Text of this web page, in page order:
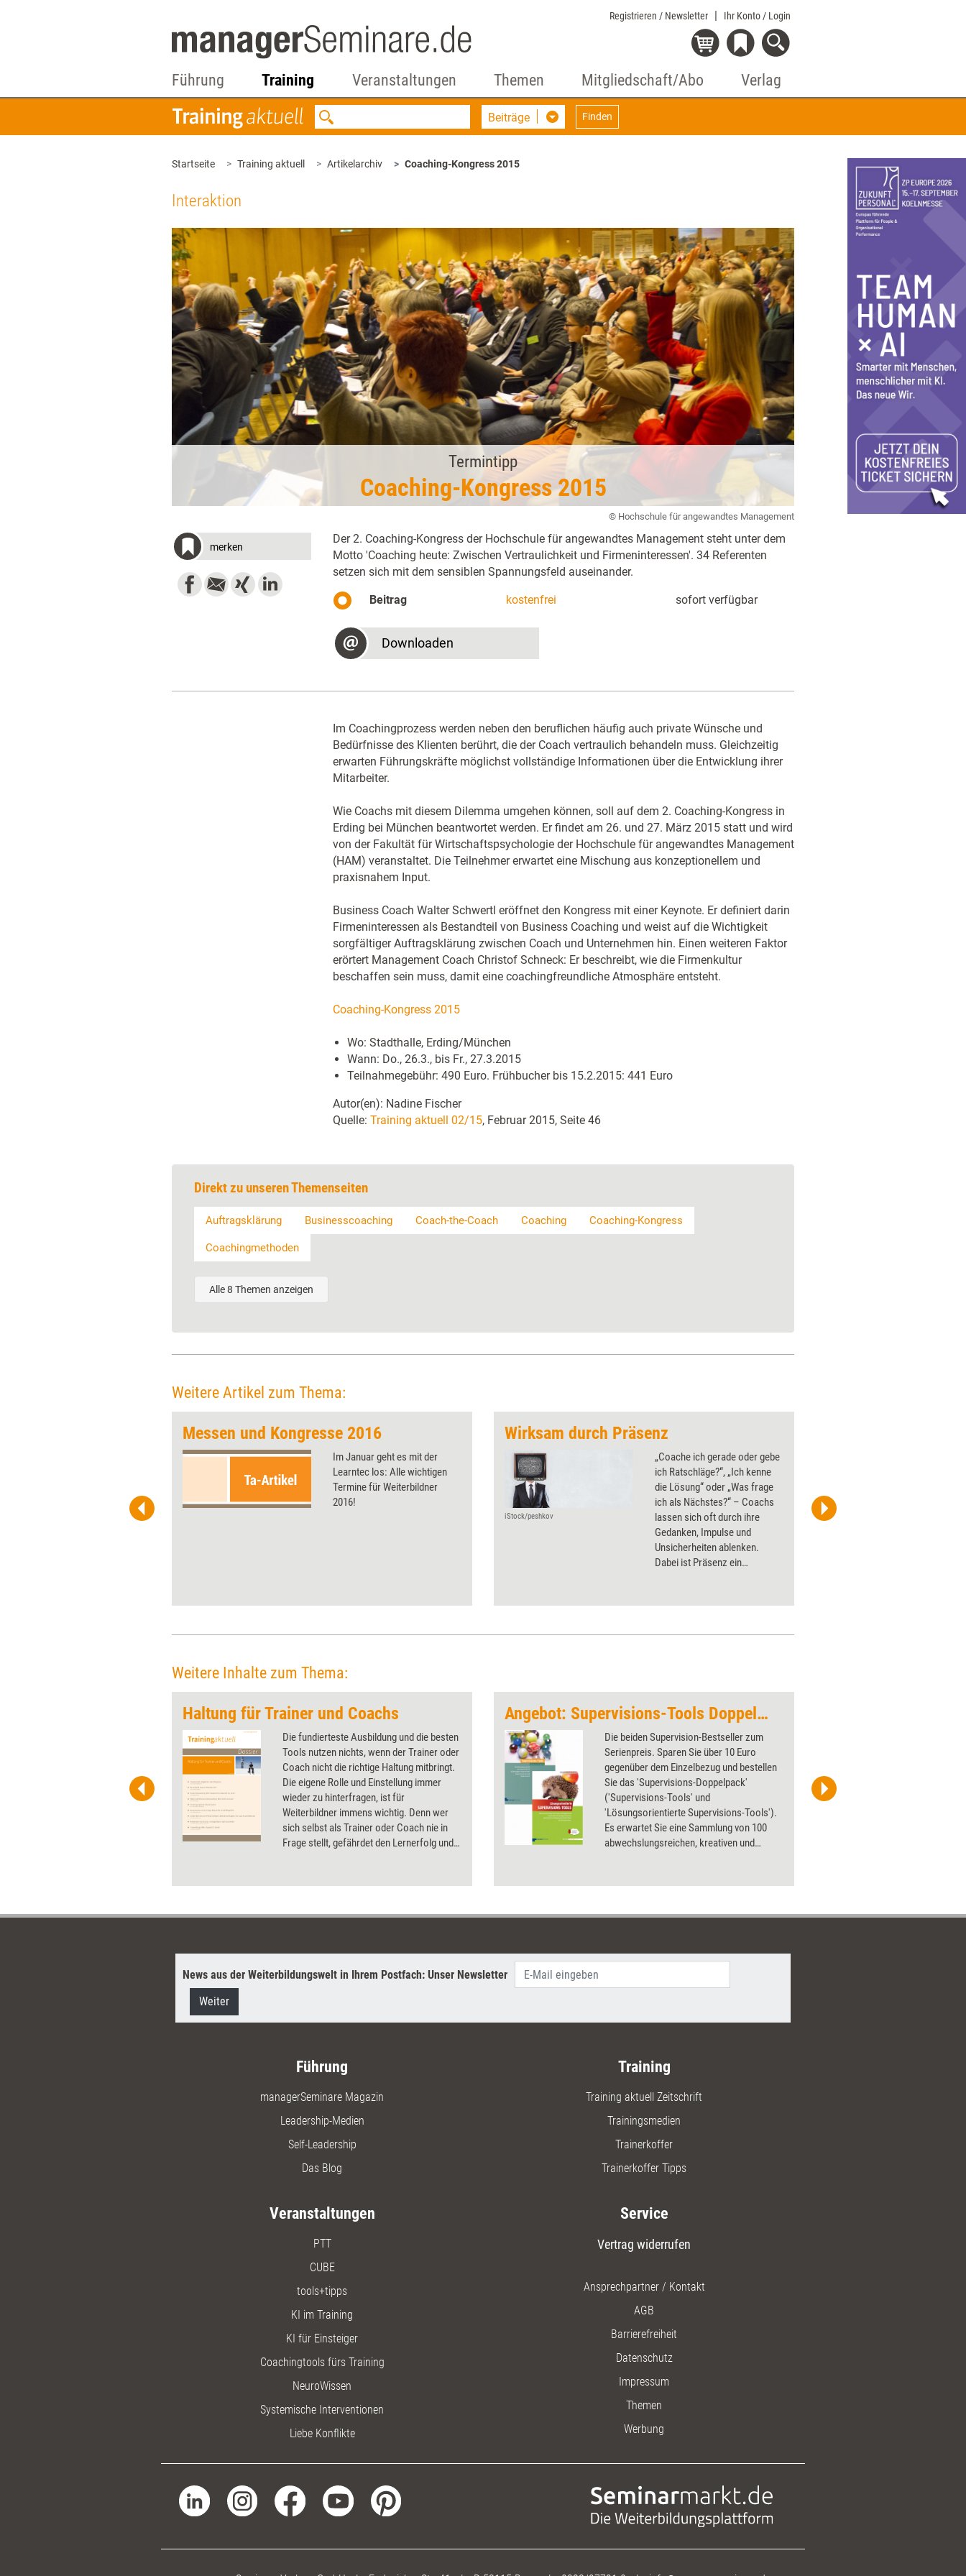
Registrieren / Newsletter Ihr Konto / Login
Führung Training Veranstaltungen Themen Mitgliedschaft/Abo Verlag
Beiträge Finden
Startseite Training aktuell Artikelarchiv Coaching-Kongress 2015
Interaktion
Termintipp
Coaching-Kongress 2015
© Hochschule für angewandtes Management
merken
Der 2. Coaching-Kongress der Hochschule für angewandtes Management steht unter dem
Motto 'Coaching heute: Zwischen Vertrau­lichkeit und Firmeninteressen'. 34 Referenten
setzen sich mit dem sensiblen Spannungsfeld auseinander.
Beitrag kostenfrei sofort verfügbar
Downloaden
Im Coachingprozess werden neben den beruflichen häufig auch private Wünsche und
Bedürfnisse des Klienten berührt, die der Coach vertraulich behandeln muss. Gleichzeitig
erwarten Führungskräfte möglichst vollständige Informationen über die Entwicklung ihrer
Mitarbeiter.
Wie Coachs mit diesem Dilemma umgehen können, soll auf dem 2. Coaching-Kongress in
Erding bei München beantwortet werden. Er findet am 26. und 27. März 2015 statt und wird
von der Fakultät für Wirtschaftspsychologie der Hochschule für angewandtes Management
(HAM) veranstaltet. Die Teilnehmer erwartet eine Mischung aus konzeptionellem und
praxisnahem Input.
Business Coach Walter Schwertl eröff­­­net den Kongress mit einer Keynote­. Er definiert darin
Firmeninteressen als Bestand­teil von Business Coaching und weist auf die Wichtigkeit
sorgfältiger Auftragsklärung zwischen Coach und Unternehmen hin. Einen weiteren­ Faktor
erörtert ­Management Coach Christof Schneck: Er beschreibt, wie die Firmenkultur
beschaffen sein muss, damit eine coachingfreundliche Atmosphäre entsteht.
Coaching-Kongress 2015
Wo: Stadthalle, Erding/München
Wann: Do., 26.3., bis Fr., 27.3.2015
Teilnahmegebühr: 490 Euro. Frühbucher bis 15.2.2015: 441 Euro
Autor(en): Nadine Fischer
Quelle: Training aktuell 02/15, Februar 2015, Seite 46
Direkt zu unseren Themenseiten
Auftragsklärung Businesscoaching Coach-the-Coach Coaching Coaching-Kongress
Coachingmethoden
Alle 8 Themen anzeigen
Weitere Artikel zum Thema:
Messen und Kongresse 2016
Im Januar geht es mit der
Learntec los: Alle wichtigen
Termine für Weiterbildner
2016!
Wirksam durch Präsenz
iStock/peshkov
„Coache ich gerade oder gebe
ich Ratschläge?“, „Ich kenne
die Lösung“ oder „Was frage
ich als Nächstes?“ – Coachs
lassen sich oft durch ihre
Gedanken, Impulse und
Unsicherheiten ablenken.
Dabei ist Präsenz ein
Coachausbilderin Inke
man es schafft, ganz im Hier
WEISSWERT C. Morin & M. Indermaur
Weitere Inhalte zum Thema:
Haltung für Trainer und Coachs
Die fundierteste Ausbildung und die besten
Tools nutzen nichts, wenn der Trainer oder
Coach nicht die richtige Haltung mitbringt.
Die eigene Rolle und Einstellung immer
wieder zu hinterfragen, ist für
Weiterbildner immens wichtig. Denn wer
sich selbst als Trainer oder Coach nie in
Frage stellt, gefährdet den Lernerfolg und
Artikel, die die Haltung von Weiterbildnern
Angebot: Supervisions-Tools Doppelpack
Die beiden Supervision-Bestseller zum
Serienpreis. Sparen Sie über 10 Euro
gegenüber dem Einzelbezug und bestellen
Sie das 'Supervisions-Doppelpack'
('Supervisions-Tools' und
'Lösungsorientierte Supervisions-Tools').
Es erwartet Sie eine Sammlung von 100
abwechslungsreichen, kreativen und
News aus der Weiterbildungswelt in Ihrem Postfach: Unser Newsletter
Weiter
Führung
managerSeminare Magazin
Leadership-Medien
Self-Leadership
Das Blog
Training
Training aktuell Zeitschrift
Trainingsmedien
Trainerkoffer
Trainerkoffer Tipps
Veranstaltungen
PTT
CUBE
tools+tipps
KI im Training
KI für Einsteiger
Coachingtools fürs Training
NeuroWissen
Systemische Interventionen
Liebe Konflikte
Service
Vertrag widerrufen
Ansprechpartner / Kontakt
AGB
Barrierefreiheit
Datenschutz
Impressum
Themen
Werbung